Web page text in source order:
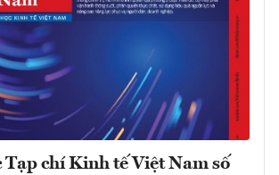
chí Kinh tế Việt Nam số